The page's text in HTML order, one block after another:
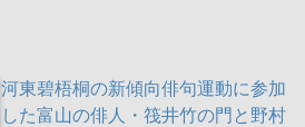
河東碧梧桐の新傾向俳句運動に参加
した富山の俳人・筏井竹の門と野村